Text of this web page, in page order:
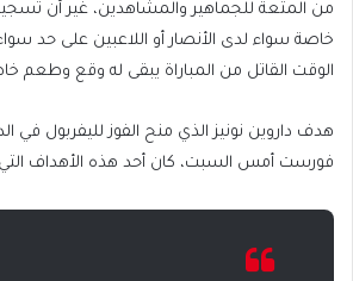
من المتعة للجماهير والمشاهدين، غير أن
خاصة سواء لدى الأنصار أو اللاعبين على حد
الوقت القاتل من المباراة يبقى له وقع وطعم
فورست أمس السبت، كان أحد هذه الأهداف التي